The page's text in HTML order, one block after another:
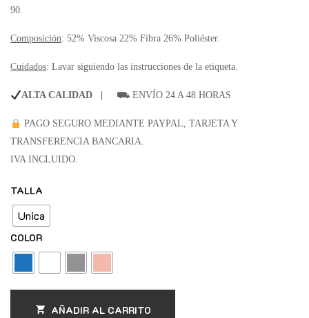
90.
Composición: 52% Viscosa 22% Fibra 26% Poliéster.
Cuidados: Lavar siguiendo las instrucciones de la etiqueta.
ALTA CALIDAD | ⛟ ENVÍO 24 A 48 HORAS
PAGO SEGURO MEDIANTE PAYPAL, TARJETA Y
TRANSFERENCIA BANCARIA.
IVA INCLUIDO.
TALLA
Unica
COLOR
AÑADIR AL CARRITO